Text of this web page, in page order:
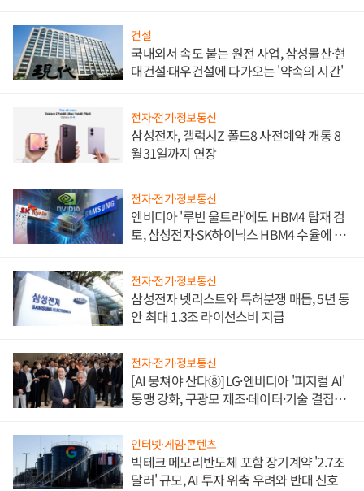
건설
국내외서 속도 붙는 원전 사업, 삼성물산·현
대건설·대우건설에 다가오는 '약속의 시간'
전자·전기·정보통신
삼성전자, 갤럭시Z 폴드8 사전예약 개통 8
월31일까지 연장
전자·전기·정보통신
엔비디아 '루빈 울트라'에도 HBM4 탑재 검
토, 삼성전자·SK하이닉스 HBM4 수율에 주
전자·전기·정보통신
삼성전자 넷리스트와 특허분쟁 매듭, 5년 동
안 최대 1.3조 라이선스비 지급
전자·전기·정보통신
[AI 뭉쳐야 산다⑧] LG·엔비디아 '피지컬 AI'
동맹 강화, 구광모 제조·데이터·기술 결집
인터넷·게임·콘텐츠
빅테크 메모리반도체 포함 장기계약 '2.7조
달러' 규모, AI 투자 위축 우려와 반대 신호